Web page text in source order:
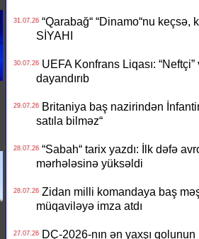
31.07.26“Qarabağ“ “Dinamo“nu keçsə,
SİYAHI
30.07.26UEFA Konfrans Liqası: “Neftçi”
dayandırıb
29.07.26Britaniya baş nazirindən
satıla bilməz“
28.07.26“Sabah“ tarix yazdı: İlk dəfə
mərhələsinə yüksəldi
28.07.26Zidan milli komandaya baş
müqaviləyə imza atdı
27.07.26DÇ-2026-nın ən yaxşı